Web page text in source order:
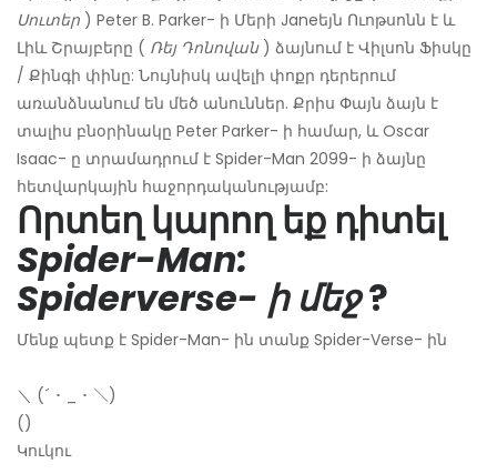
Սուտեր ) Peter B. Parker- ի Մերի Janeեյն Ուոթսոնն է և
Լիև Շրայբերը ( Ռեյ Դոնովան) ձայնում է Վիլսոն Ֆիսկը
/ Քինգի փինը: Նույնիսկ ավելի փոքր դերերում
առանձնանում են մեծ անուններ. Քրիս Փայն ձայն է
տալիս բնօրինակը Peter Parker- ի համար, և Oscar
Isaac- ը տրամադրում է Spider-Man 2099- ի ձայնը
հետվարկային հաջորդականությամբ:
Որտեղ կարող եք դիտել
Spider-Man:
Spiderverse- ի մեջ?
Մենք պետք է Spider-Man- ին տանք Spider-Verse- ին
＼ (´ ･ _ ･ ＼)
()
Կուկու